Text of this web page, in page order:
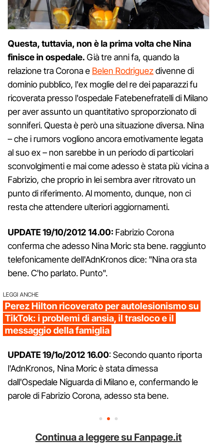
Questa, tuttavia, non è la prima volta che Nina
finisce in ospedale.Già tre anni fa, quando la
relazione tra Corona e Belen Rodriguezdivenne di
dominio pubblico, l'ex moglie del re dei paparazzi fu
ricoverata presso l'ospedale Fatebenefratelli di Milano
per aver assunto un quantitativo sproporzionato di
sonniferi. Questa è però una situazione diversa. Nina
– che i rumors vogliono ancora emotivamente legata
al suo ex – non sarebbe in un periodo di particolari
sconvolgimenti e mai come adesso è stata più vicina a
Fabrizio, che proprio in lei sembra aver ritrovato un
punto di riferimento. Al momento, dunque, non ci
resta che attendere ulteriori aggiornamenti.
UPDATE 19/10/2012 14.00: Fabrizio Corona
conferma che adesso Nina Moric sta bene. raggiunto
telefonicamente dell'AdnKronos dice: "Nina ora sta
bene. C'ho parlato. Punto".
LEGGI ANCHE
Perez Hilton ricoverato per autolesionismo su
TikTok: i problemi di ansia, il trasloco e il
messaggio della famiglia
UPDATE 19/1o/2012 16.00: Secondo quanto riporta
l'AdnKronos, Nina Moric è stata dimessa
dall'Ospedale Niguarda di Milano e, confermando le
parole di Fabrizio Corona, adesso sta bene.
Continua a leggere su Fanpage.it